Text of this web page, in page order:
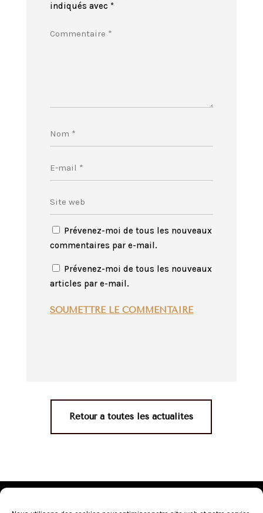
indiqués avec *
Prévenez-moi de tous les nouveaux
commentaires par e-mail.
Prévenez-moi de tous les nouveaux
articles par e-mail.
SOUMETTRE LE COMMENTAIRE
Retour à toutes les actualités